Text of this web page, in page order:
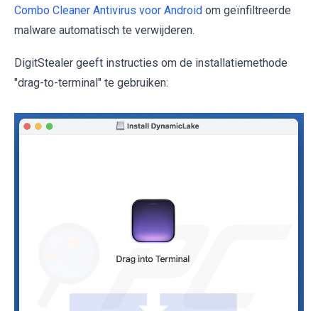
Combo Cleaner Antivirus voor Android om geïnfiltreerde
malware automatisch te verwijderen.
DigitStealer geeft instructies om de installatiemethode
"drag-to-terminal" te gebruiken: